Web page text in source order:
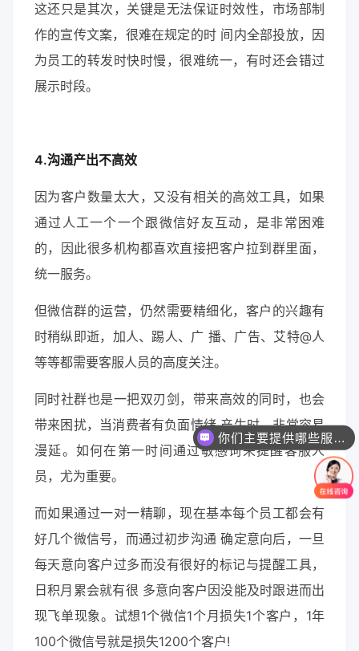
这还只是其次，关键是无法保证时效性，市场部制
作的宣传文案，很难在规定的时 间内全部投放，因
为员工的转发时快时慢，很难统一，有时还会错过
展示时段。
4.沟通产出不高效
因为客户数量太大，又没有相关的高效工具，如果
通过人工一个一个跟微信好友互动，是非常困难
的，因此很多机构都喜欢直接把客户拉到群里面，
统一服务。
但微信群的运营，仍然需要精细化，客户的兴趣有
时稍纵即逝，加人、踢人、广 播、广告、艾特@人
等等都需要客服人员的高度关注。
同时社群也是一把双刃剑，带来高效的同时，也会
带来困扰，当消费者有负面情绪 产生时，非常容易
漫延。如何在第一时间通过敏感词来提醒客服人
员，尤为重要。
而如果通过一对一精聊，现在基本每个员工都会有
好几个微信号，而通过初步沟通 确定意向后，一旦
每天意向客户过多而没有很好的标记与提醒工具，
日积月累会就有很 多意向客户因没能及时跟进而出
现飞单现象。试想1个微信1个月损失1个客户，1年
100个微信号就是损失1200个客户!
一个网站/小程序/系统的价格是怎么计算的？